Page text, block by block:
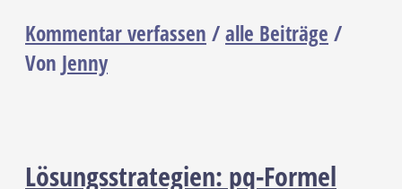
Kommentar verfassen /alle Beiträge /
Von Jenny
Lösungsstrategien: pq-Formel